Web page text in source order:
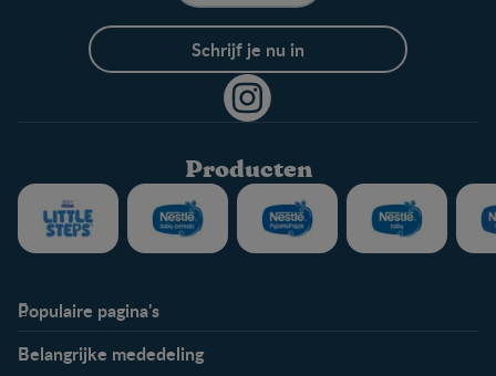
Schrijf je nu in
Producten
Populaire pagina's
Veelgestelde vragen
Belangrijke mededeling